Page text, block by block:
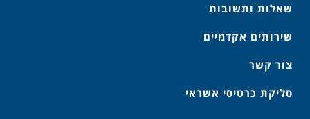
שאלות ותשובות
שירותים אקדמיים
צור קשר
סליקת כרטיסי אשראי